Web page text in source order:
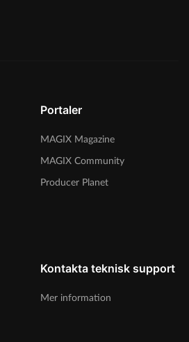
Portaler
MAGIX Magazine
MAGIX Community
Producer Planet
Kontakta teknisk support
Mer information